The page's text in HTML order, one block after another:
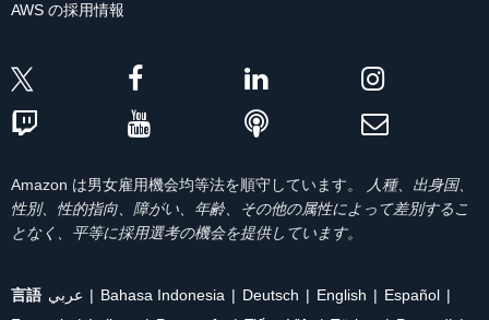
AWS の採用情報
Amazon は男女雇用機会均等法を順守しています。
人種、出身国、
性別、性的指向、障がい、年齢、その他の属性によって差別するこ
となく、平等に採用選考の機会を提供しています。
言語 عربي Bahasa Indonesia Deutsch English
Español